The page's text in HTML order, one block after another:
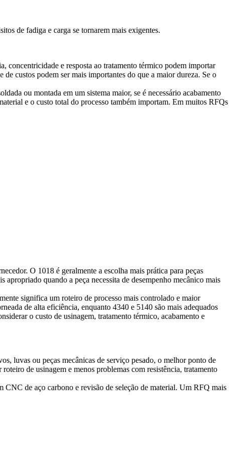
de fadiga e carga se tornarem mais exigentes.
concentricidade e resposta ao tratamento térmico podem importar
custos podem ser mais importantes do que a maior dureza. Se o
ou montada em um sistema maior, se é necessário acabamento
e o custo total do processo também importam. Em muitos RFQs
O 1018 é geralmente a escolha mais prática para peças
quando a peça necessita de desempenho mecânico mais
significa um roteiro de processo mais controlado e maior
de alta eficiência, enquanto 4340 e 5140 são mais adequados
o custo de usinagem, tratamento térmico, acabamento e
luvas ou peças mecânicas de serviço pesado, o melhor ponto de
de usinagem e menos problemas com resistência, tratamento
CNC de aço carbono e revisão de seleção de material. Um RFQ mais